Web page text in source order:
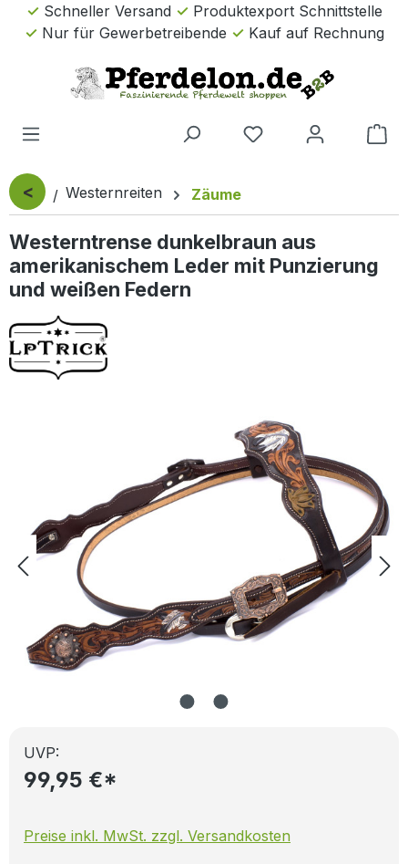
Zum Hauptinhalt springen
Schneller Versand
Produktexport Schnittstelle
Nur für Gewerbetreibende
Kauf auf Rechnung
< Westernreiten Zäume
Westerntrense dunkelbraun aus
amerikanischem Leder mit Punzierung
und weißen Federn
UVP:
99,95 €*
Preise inkl. MwSt. zzgl. Versandkosten